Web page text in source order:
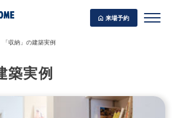
来場予約
HOME の BEST PLAN
「収納」の建築実例
築実例